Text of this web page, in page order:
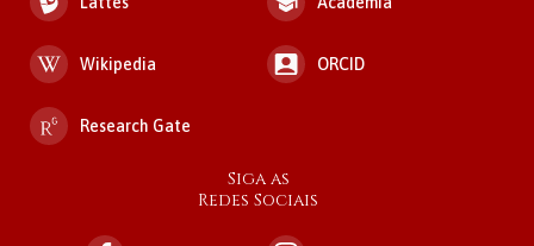
Wikipedia ORCID
Research Gate
Siga as
Redes Sociais